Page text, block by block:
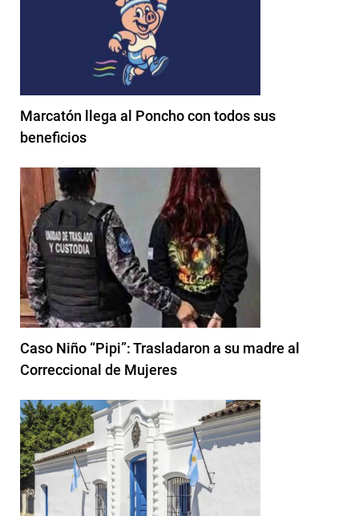
Marcatón llega al Poncho con todos sus
beneficios
Caso Niño “Pipi”: Trasladaron a su madre al
Correccional de Mujeres